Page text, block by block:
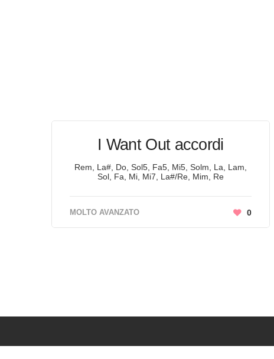
I Want Out accordi
Rem, La#, Do, Sol5, Fa5, Mi5, Solm, La, Lam,
Sol, Fa, Mi, Mi7, La#/Re, Mim, Re
MOLTO AVANZATO 0